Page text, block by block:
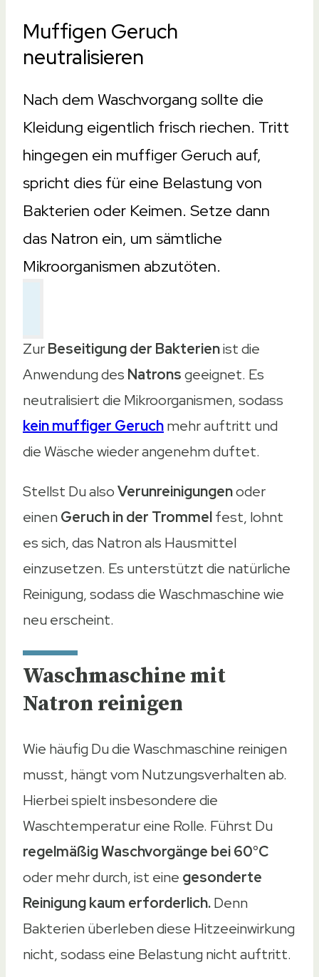
Muffigen Geruch
neutralisieren
Nach dem Waschvorgang sollte die
Kleidung eigentlich frisch riechen. Tritt
hingegen ein muffiger Geruch auf,
spricht dies für eine Belastung von
Bakterien oder Keimen. Setze dann
das Natron ein, um sämtliche
Mikroorganismen abzutöten.
ZurBeseitigung der Bakterienist die
Anwendung des Natronsgeeignet. Es
neutralisiert die Mikroorganismen, sodass
kein muffiger Geruchmehr auftritt und
die Wäsche wieder angenehm duftet.
Stellst Du alsoVerunreinigungenoder
einenGeruch in der Trommelfest, lohnt
es sich, das Natron als Hausmittel
einzusetzen. Es unterstützt die natürliche
Reinigung, sodass die Waschmaschine wie
neu erscheint.
Waschmaschine mit
Natron reinigen
Wie häufig Du die Waschmaschine reinigen
musst, hängt vom Nutzungsverhalten ab.
Hierbei spielt insbesondere die
Waschtemperatur eine Rolle. Führst Du
regelmäßig Waschvorgänge bei 60°C
oder mehr durch, ist eine gesonderte
Reinigung kaum erforderlich.Denn
Bakterien überleben diese Hitzeeinwirkung
nicht, sodass eine Belastung nicht auftritt.